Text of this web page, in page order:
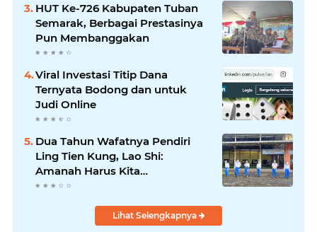
HUT Ke-726 Kabupaten Tuban
Semarak, Berbagai Prestasinya
Pun Membanggakan
Viral Investasi Titip Dana
Ternyata Bodong dan untuk
Judi Online
Dua Tahun Wafatnya Pendiri
Ling Tien Kung, Lao Shi:
Amanah Harus Kita
Laksanakan!
Lihat Selengkapnya